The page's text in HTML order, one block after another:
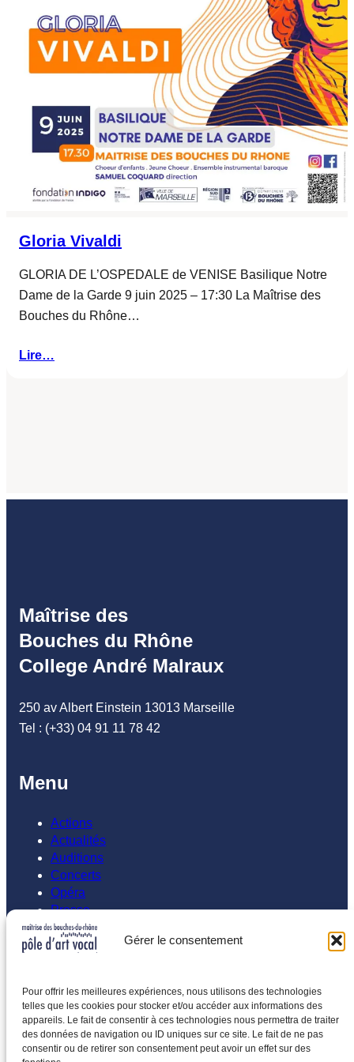
Gérer le consentement
Pour offrir les meilleures expériences, nous utilisons des technologies
telles que les cookies pour stocker et/ou accéder aux informations des
appareils. Le fait de consentir à ces technologies nous permettra de traiter
des données de navigation ou ID uniques sur ce site. Le fait de ne pas
consentir ou de retirer son consentement peut avoir un effet sur des
Gloria Vivaldi
GLORIA DE L’OSPEDALE de VENISE Basilique Notre
Dame de la Garde 9 juin 2025 – 17:30 La Maîtrise des
Bouches du Rhône…
Lire…
Maîtrise des
Bouches du Rhône
College André Malraux
250 av Albert Einstein 13013 Marseille
Tel : (+33) 04 91 11 78 42
Menu
Actions
Actualités
Auditions
Concerts
Opéra
Presse
Abonnement
Inscrivez vous à notre newsletters
Saisissez votre adresse e-mail…
Abonnez-vous